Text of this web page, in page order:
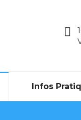
Infos